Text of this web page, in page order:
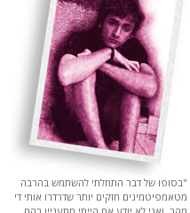
"בסופו של דבר התחלתי להשתמש בהרבה
מטאמפיטמינים חזקים יותר שדרדרו אותי די